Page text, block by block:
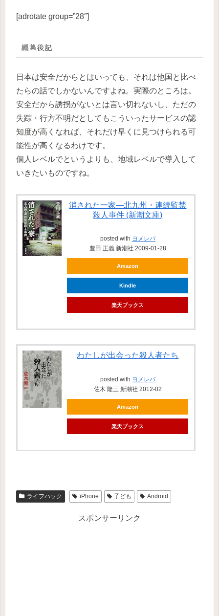
[adrotate group=”28″]
編集後記
日本は安全だからとはいっても、それは他国と比べ
たらの話でしかないんですよね。実際のところは。
安全だから誘拐がないとは言い切れないし、ただの
失踪・行方不明だとしてもこういったサービスの認
知度が高くなれば、それだけ早くに見つけられる可
能性が高くなるわけです。
個人レベルでというよりも、地域レベルで導入して
いきたいものですね。
消された一家―北九州・連続監禁
殺人事件 (新潮文庫)
posted with ヨメレバ
豊田 正義 新潮社 2009-01-28
Amazon
Kindle
楽天ブックス
わたしが出会った殺人者たち
posted with ヨメレバ
佐木 隆三 新潮社 2012-02
Amazon
楽天ブックス
ライフハック iPhone 子ども Android
スポンサーリンク